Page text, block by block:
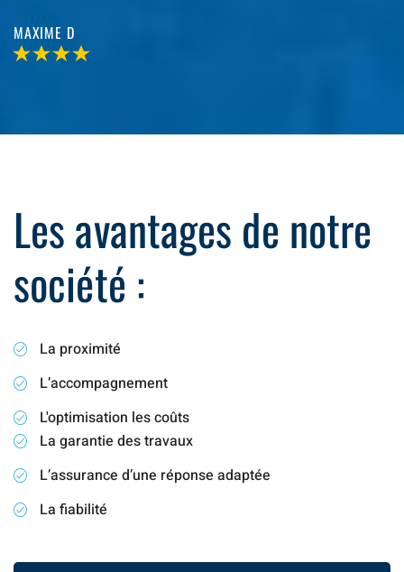
MAXIME D
Les avantages de notre
société :
La proximité
L’accompagnement
L'optimisation les coûts
La garantie des travaux
L’assurance d’une réponse adaptée
La fiabilité